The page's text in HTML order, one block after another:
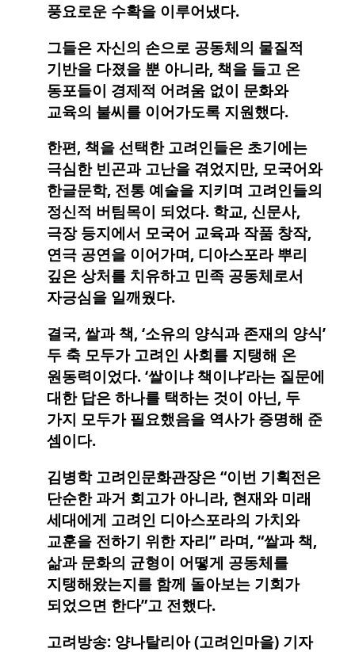
풍요로운 수확을 이루어냈다.
그들은 자신의 손으로 공동체의 물질적
기반을 다졌을 뿐 아니라, 책을 들고 온
동포들이 경제적 어려움 없이 문화와
교육의 불씨를 이어가도록 지원했다.
한편, 책을 선택한 고려인들은 초기에는
극심한 빈곤과 고난을 겪었지만, 모국어와
한글문학, 전통 예술을 지키며 고려인들의
정신적 버팀목이 되었다. 학교, 신문사,
극장 등지에서 모국어 교육과 작품 창작,
연극 공연을 이어가며, 디아스포라 뿌리
깊은 상처를 치유하고 민족 공동체로서
자긍심을 일깨웠다.
결국, 쌀과 책, ‘소유의 양식과 존재의 양식’
두 축 모두가 고려인 사회를 지탱해 온
원동력이었다. ‘쌀이냐 책이냐’라는 질문에
대한 답은 하나를 택하는 것이 아닌, 두
가지 모두가 필요했음을 역사가 증명해 준
셈이다.
김병학 고려인문화관장은 “이번 기획전은
단순한 과거 회고가 아니라, 현재와 미래
세대에게 고려인 디아스포라의 가치와
교훈을 전하기 위한 자리” 라며, “쌀과 책,
삶과 문화의 균형이 어떻게 공동체를
지탱해왔는지를 함께 돌아보는 기회가
되었으면 한다”고 전했다.
고려방송: 양나탈리아 (고려인마을) 기자